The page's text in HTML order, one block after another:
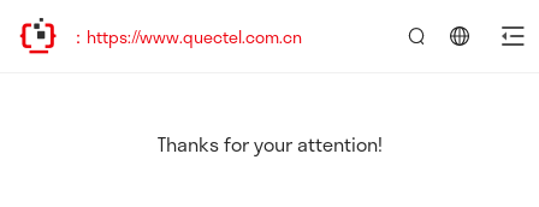
问新址：https://www.quectel.com.cn
Thanks for your attention!